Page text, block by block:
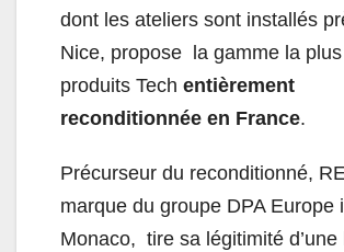
dont les ateliers sont installés
Nice, propose la gamme la
produits Tech entièrement
reconditionnée en France.
Précurseur du reconditionné,
marque du groupe DPA Europe
Monaco, tire sa légitimité d’une